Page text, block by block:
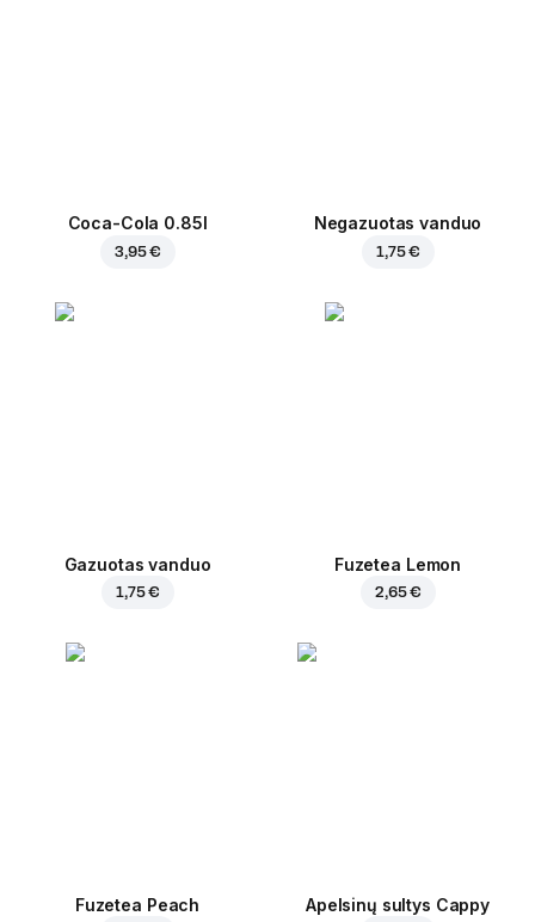
Coca-Cola 0.85l
3,95 €
Negazuotas vanduo
1,75 €
Gazuotas vanduo
1,75 €
Fuzetea Lemon
2,65 €
Fuzetea Peach Apelsinų sultys Cappy